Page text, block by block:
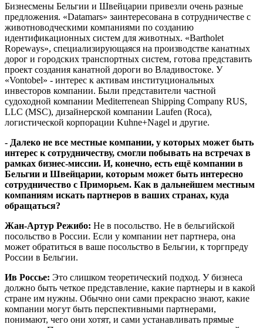
Бизнесмены Бельгии и Швейцарии привезли очень разные
предложения. «Datamars» заинтересована в сотрудничестве с
животноводческими компаниями по созданию
идентификационных систем для животных. «Bartholet
Ropeways», специализирующаяся на производстве канатных
дорог и городских транспортных систем, готова представить
проект создания канатной дороги во Владивостоке. У
«Vontobel» - интерес к активам институциональных
инвесторов компании. Были представители частной
судоходной компании Mediterrеnean Shipping Company RUS,
LLC (MSC), дизайнерской компании Laufen (Roca),
логистической корпорации Kuhne+Nagel и другие.
- Далеко не все местные компании, у которых может быть
интерес к сотрудничеству, смогли побывать на встречах в
рамках бизнес-миссии. И, конечно, есть ещё компании в
Бельгии и Швейцарии, которым может быть интересно
сотрудничество с Приморьем. Как в дальнейшем местным
компаниям искать партнеров в ваших странах, куда
обращаться?
Жан-Артур Режибо: Не в посольство. Не в бельгийской
посольство в России. Если у компании нет партнера, она
может обратиться в ваше посольство в Бельгии, к торгпреду
России в Бельгии.
Ив Россье: Это слишком теоретический подход. У бизнеса
должно быть четкое представление, какие партнеры и в какой
стране им нужны. Обычно они сами прекрасно знают, какие
компании могут быть перспективными партнерами,
понимают, чего они хотят, и сами устанавливать прямые